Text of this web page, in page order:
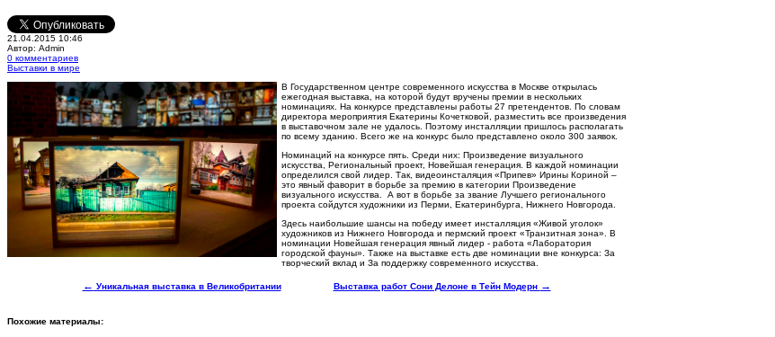
21.04.2015 10:46
Автор: Admin
0 комментариев
Выставки в мире
В Государственном центре современного искусства в Москве открылась
ежегодная выставка, на которой будут вручены премии в нескольких
номинациях. На конкурсе представлены работы 27 претендентов. По словам
директора мероприятия Екатерины Кочетковой, разместить все произведения
в выставочном зале не удалось. Поэтому инсталляции пришлось располагать
по всему зданию. Всего же на конкурс было представлено около 300 заявок.
Номинаций на конкурсе пять. Среди них: Произведение визуального
искусства, Региональный проект, Новейшая генерация. В каждой номинации
определился свой лидер. Так, видеоинсталяция «Припев» Ирины Кориной –
это явный фаворит в борьбе за премию в категории Произведение
визуального искусства. А вот в борьбе за звание Лучшего регионального
проекта сойдутся художники из Перми, Екатеринбурга, Нижнего Новгорода.
Здесь наибольшие шансы на победу имеет инсталляция «Живой уголок»
художников из Нижнего Новгорода и пермский проект «Транзитная зона». В
номинации Новейшая генерация явный лидер - работа «Лаборатория
городской фауны». Также на выставке есть две номинации вне конкурса: За
творческий вклад и За поддержку современного искусства.
← Уникальная выставка в Великобритании Выставка работ Сони Делоне в Тейн Модерн →
Похожие материалы: